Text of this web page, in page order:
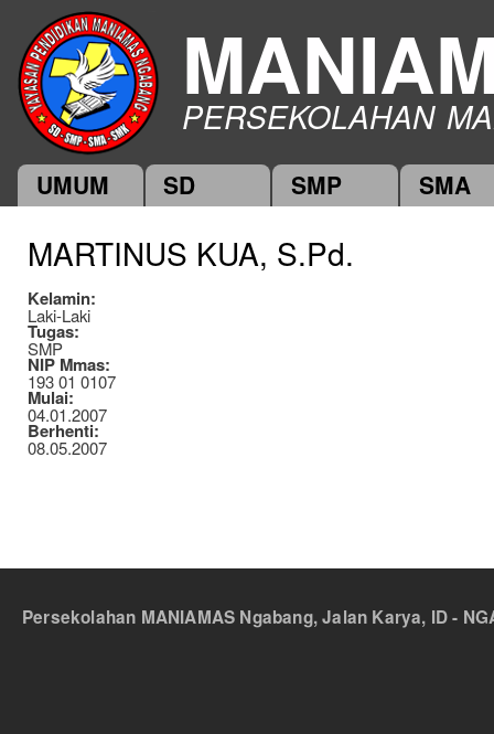
PERSEKOLAHAN
Main menu
UMUM SD SMP SMA
MARTINUS KUA, S.Pd.
Kelamin:
Laki-Laki
Tugas:
SMP
NIP Mmas:
193 01 0107
Mulai:
04.01.2007
Berhenti:
08.05.2007
Persekolahan MANIAMAS Ngabang, Jalan Karya, ID -